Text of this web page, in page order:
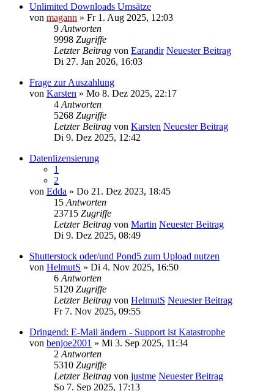
Unlimited Downloads Umsätze
von magann » Fr 1. Aug 2025, 12:03
9 Antworten
9998 Zugriffe
Letzter Beitrag von Earandir Neuester Beitrag
Di 27. Jan 2026, 16:03
Frage zur Auszahlung
von Karsten » Mo 8. Dez 2025, 22:17
4 Antworten
5268 Zugriffe
Letzter Beitrag von Karsten Neuester Beitrag
Di 9. Dez 2025, 12:42
Datenlizensierung
1
2
von Edda » Do 21. Dez 2023, 18:45
15 Antworten
23715 Zugriffe
Letzter Beitrag von Martin Neuester Beitrag
Di 9. Dez 2025, 08:49
Shutterstock oder/und Pond5 zum Upload nutzen
von HelmutS » Di 4. Nov 2025, 16:50
6 Antworten
5120 Zugriffe
Letzter Beitrag von HelmutS Neuester Beitrag
Fr 7. Nov 2025, 09:55
Dringend: E-Mail ändern - Support ist Katastrophe
von benjoe2001 » Mi 3. Sep 2025, 11:34
2 Antworten
5310 Zugriffe
Letzter Beitrag von justme Neuester Beitrag
So 7. Sep 2025, 17:13